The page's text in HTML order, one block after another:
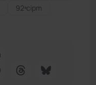
92ªcipm